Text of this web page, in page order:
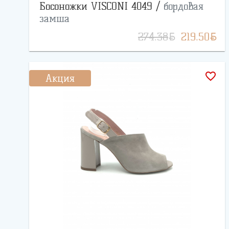
Босоножки VISCONI 4049 / бордовая
замша
274.38BYN 219.50BYN
Акция favorite_border